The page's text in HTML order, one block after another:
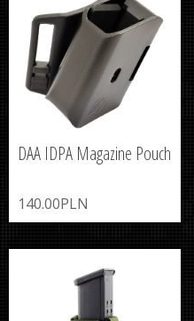
DAA IDPA Magazine Pouch
140.00PLN